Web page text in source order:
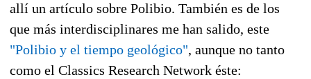
allí un artículo sobre Polibio. También es de los
que más interdisciplinares me han salido, este
"Polibio y el tiempo geológico", aunque no tanto
como el Classics Research Network éste: